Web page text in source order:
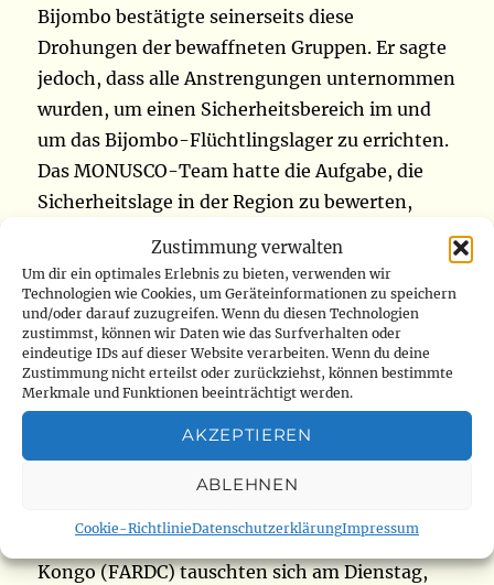
Zustimmung verwalten
Um dir ein optimales Erlebnis zu bieten, verwenden wir
Technologien wie Cookies, um Geräteinformationen zu speichern
und/oder darauf zuzugreifen. Wenn du diesen Technologien
zustimmst, können wir Daten wie das Surfverhalten oder
eindeutige IDs auf dieser Website verarbeiten. Wenn du deine
Zustimmung nicht erteilst oder zurückziehst, können bestimmte
Merkmale und Funktionen beeinträchtigt werden.
AKZEPTIEREN
ABLEHNEN
Cookie-RichtlinieDatenschutzerklärungImpressum
Bijombo bestätigte seinerseits diese
Drohungen der bewaffneten Gruppen. Er sagte
jedoch, dass alle Anstrengungen unternommen
wurden, um einen Sicherheitsbereich im und
um das Bijombo-Flüchtlingslager zu errichten.
Das MONUSCO-Team hatte die Aufgabe, die
Sicherheitslage in der Region zu bewerten,
einen konsolidierten Schutzplan für die Region
zu erarbeiten und den Frühwarnmechanismus
zu stärken (www.radiookapi.net)
Nord-Kivu: MONUSCO und die FARDC
diskutieren einen gemeinsamen Plan zum
Schutz der Zivilbevölkerung in Beni
Die UN-Mission in der Demokratischen
Streitkräfte der Demokratischen Republik
Kongo (FARDC) tauschten sich am Dienstag,